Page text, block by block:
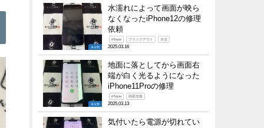
未分類
水濡れによって画面が映ら
なくなったiPhone12の修理
依頼
iPhone ブラックアウト 水没
2025.03.16
未分類
地面に落としてから画面右
端が白く光るようになった
iPhone11Proの修理
iPhone 画面交換
2025.03.13
気付いたら電源が切れてい